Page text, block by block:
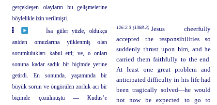
gerçekleşen olayların bu gelişmelerine
böylelikle izin verilmişti.
İsa güler yüzle, oldukça
aniden omuzlarına yüklenmiş olan
sorumlulukları kabul etti; ve, o onları
sonuna kadar sadık bir biçimde yerine
getirdi. En sonunda, yaşamında bir
büyük sorun ve öngörülen zorluk acı bir
biçimde çözülmüştü — Kudüs’e
126:2.3 (1388.3) Jesus cheerfully
accepted the responsibilities so
suddenly thrust upon him, and he
carried them faithfully to the end.
At least one great problem and
anticipated difficulty in his life had
been tragically solved—he would
not now be expected to go to